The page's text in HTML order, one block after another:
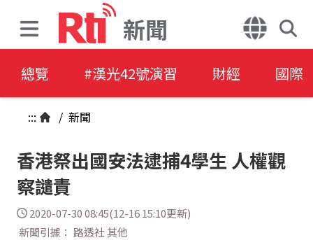
新聞
總覽 #漢光42號演習 財經 國際
::: / 新聞
香港祭出國安法逮捕4學生 人權觀
察譴責
2020-07-30 08:45(12-16 15:10更新)
新聞引據： 路透社 其他